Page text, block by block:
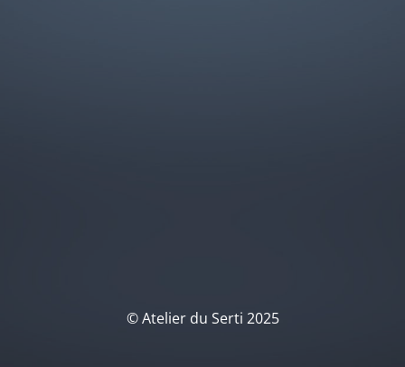
© Atelier du Serti 2025